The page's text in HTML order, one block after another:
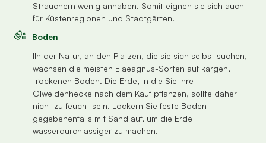
Sträuchern wenig anhaben. Somit eignen sie sich auch
für Küstenregionen und Stadtgärten.
Boden
IIn der Natur, an den Plätzen, die sie sich selbst suchen,
wachsen die meisten Elaeagnus-Sorten auf kargen,
trockenen Böden. Die Erde, in die Sie Ihre
Ölweidenhecke nach dem Kauf pflanzen, sollte daher
nicht zu feucht sein. Lockern Sie feste Böden
gegebenenfalls mit Sand auf, um die Erde
wasserdurchlässiger zu machen.